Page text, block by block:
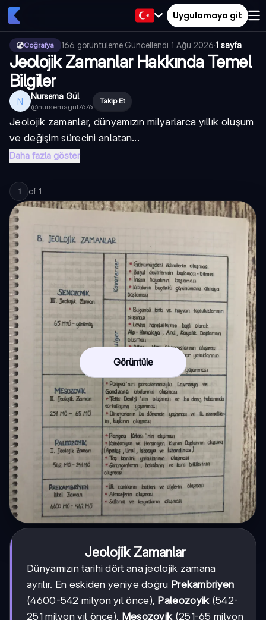
Uygulamaya git
Coğrafya 166 görüntüleme·Güncellendi 1 Ağu 2026·1 sayfa
Jeolojik Zamanlar Hakkında Temel
Bilgiler
N Nursema Gül
@nursemagul7676
Takip Et
Jeolojik zamanlar, dünyamızın milyarlarca yıllık oluşum
ve değişim sürecini anlatan...
Daha fazla göster
1 of 1
Görüntüle
Jeolojik Zamanlar
Dünyamızın tarihi dört ana jeolojik zamana
ayrılır. En eskiden yeniye doğru Prekambriyen
(4600-542 milyon yıl önce), Paleozoyik (542-
251 milyon yıl önce), Mesozoyik (251-65 milyon